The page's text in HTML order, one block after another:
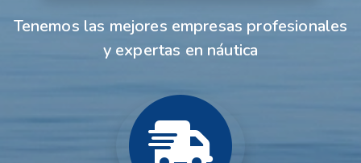
Tenemos las mejores empresas profesionales
y expertas en náutica